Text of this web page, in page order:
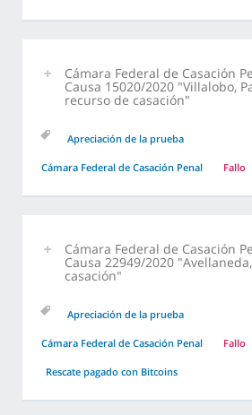
Cámara Federal de Casación
Causa 15020/2020 "Villalobo,
recurso de casación"
Apreciación de la prueba
Cámara Federal de Casación Penal Fallo
Cámara Federal de Casación
Causa 22949/2020
casación"
Apreciación de la prueba
Cámara Federal de Casación Penal Fallo
Rescate pagado con Bitcoins